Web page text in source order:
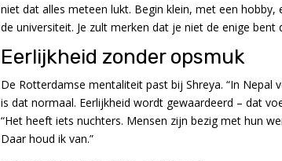
niet dat alles meteen lukt. Begin klein, met een
de universiteit. Je zult merken dat je niet de enige bent
Eerlijkheid zonder opsmuk
De Rotterdamse mentaliteit past bij Shreya. “In Nepal
is dat normaal. Eerlijkheid wordt gewaardeerd – dat
“Het heeft iets nuchters. Mensen zijn bezig met hun
Daar houd ik van.”